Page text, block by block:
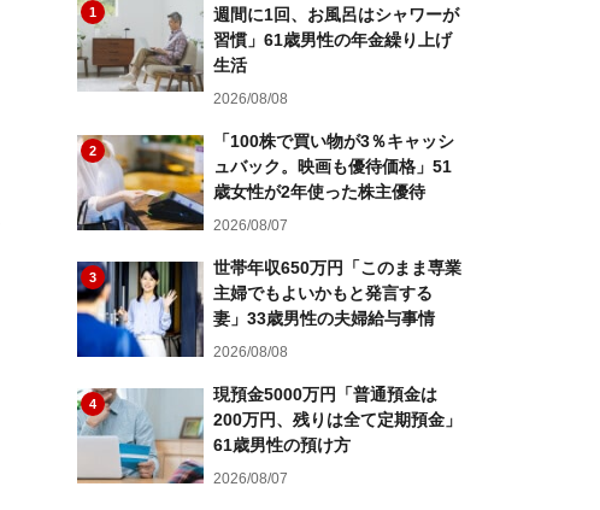
1
週間に1回、お風呂はシャワーが
習慣」61歳男性の年金繰り上げ
生活
2026/08/08
2
「100株で買い物が3％キャッシ
ュバック。映画も優待価格」51
歳女性が2年使った株主優待
2026/08/07
3
世帯年収650万円「このまま専業
主婦でもよいかもと発言する
妻」33歳男性の夫婦給与事情
2026/08/08
4
現預金5000万円「普通預金は
200万円、残りは全て定期預金」
61歳男性の預け方
2026/08/07